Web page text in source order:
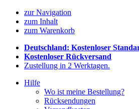
zur Navigation
zum Inhalt
zum Warenkorb
Deutschland: Kostenloser
Kostenloser Rückversand
Zustellung in 2 Werktagen.
Hilfe
Wo ist meine Bestellung?
Rücksendungen